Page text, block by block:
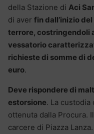
della Stazione di Aci
di aver fin dall’inizio
terrore, costringendoli
vessatorio
richieste di somme di
euro.
Deve rispondere di
estorsione. La
ottenuta dalla Procura.
carcere di Piazza